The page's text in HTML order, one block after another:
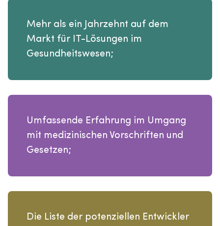
Mehr als ein Jahrzehnt auf dem
Markt für IT-Lösungen im
Gesundheitswesen;
Umfassende Erfahrung im Umgang
mit medizinischen Vorschriften und
Gesetzen;
Die Liste der potenziellen Entwickler